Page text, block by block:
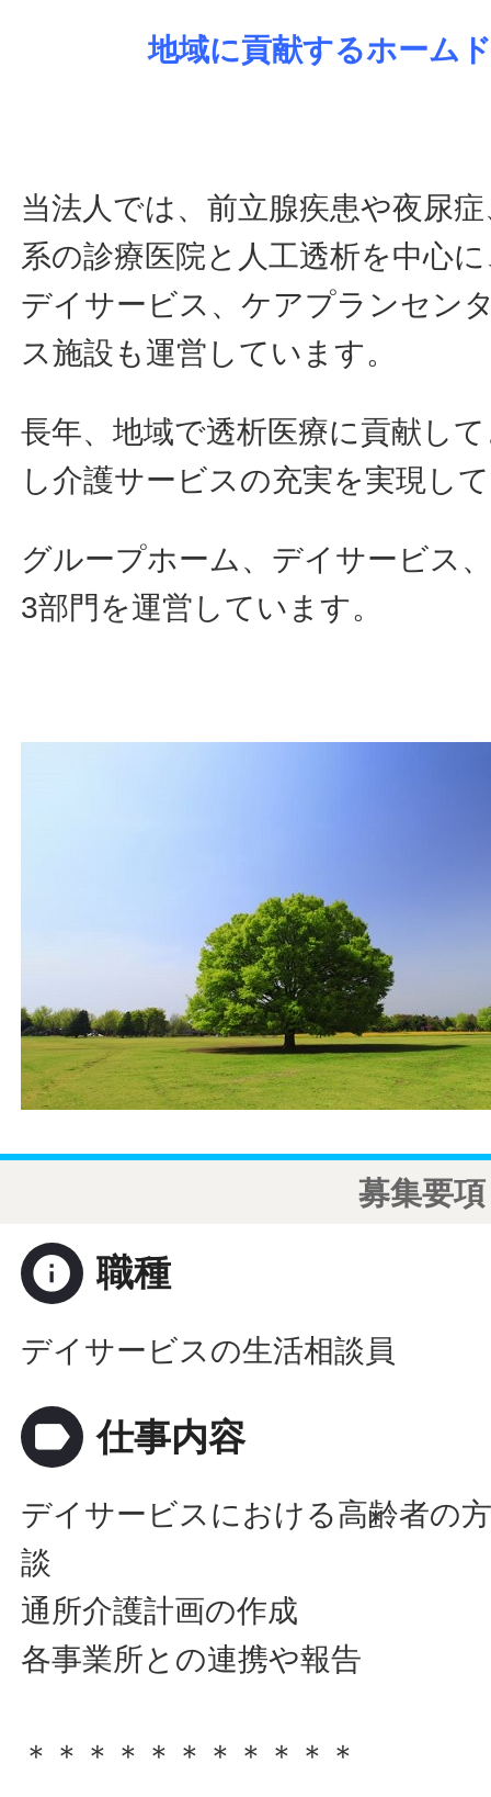
地域に貢献するホーム
当法人では、前立腺疾患や夜尿
系の診療医院と人工透析を中心
デイサービス、ケアプランセン
ス施設も運営しています。
長年、地域で透析医療に貢献し
し介護サービスの充実を実現し
グループホーム、デイサービス
3部門を運営しています。
募集要項
info 職種
デイサービスの生活相談員
label 仕事内容
デイサービスにおける高齢者の
談
通所介護計画の作成
各事業所との連携や報告
＊＊＊＊＊＊＊＊＊＊＊